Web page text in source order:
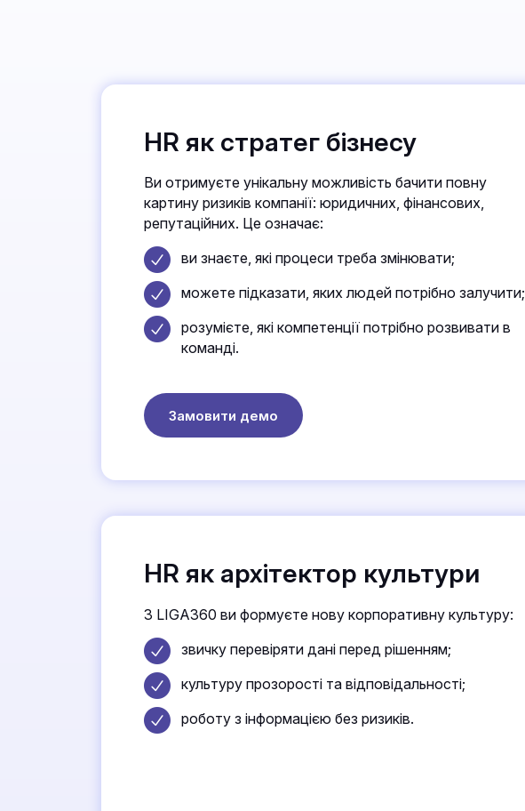
HR як стратег бізнесу
Ви отримуєте унікальну можливість бачити повну
картину ризиків компанії: юридичних, фінансових,
репутаційних. Це означає:
ви знаєте, які процеси треба змінювати;
можете підказати, яких людей потрібно залучити;
розумієте, які компетенції потрібно розвивати в
команді.
Замовити демо
HR як архітектор культури
З LIGA360 ви формуєте нову корпоративну культуру:
звичку перевіряти дані перед рішенням;
культуру прозорості та відповідальності;
роботу з інформацією без ризиків.